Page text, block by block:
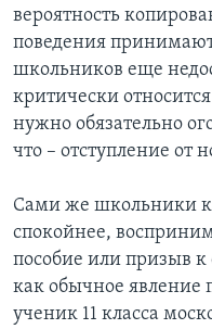
вероятность
поведения
школьников еще
критически
нужно обязательно
что – отступление от
Сами же школьники к
спокойнее,
пособие или призыв
как обычное явление
ученик 11 класса